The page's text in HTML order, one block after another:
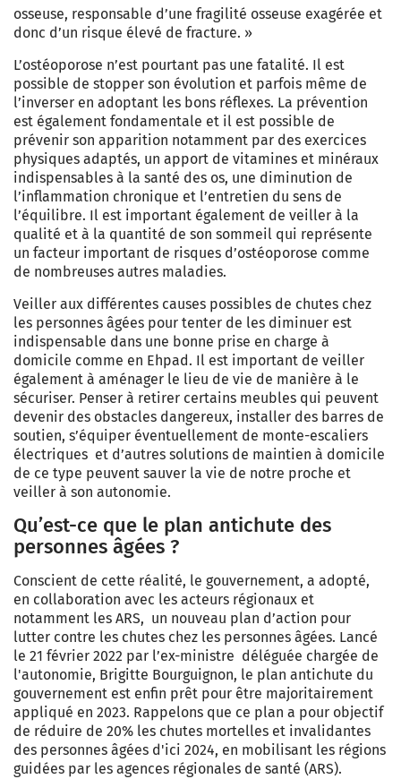
osseuse, responsable d’une fragilité osseuse exagérée et
donc d’un risque élevé de fracture. »
L’ostéoporose n’est pourtant pas une fatalité. Il est
possible de stopper son évolution et parfois même de
l’inverser en adoptant les bons réflexes. La prévention
est également fondamentale et il est possible de
prévenir son apparition notamment par des exercices
physiques adaptés, un apport de vitamines et minéraux
indispensables à la santé des os, une diminution de
l’inflammation chronique et l’entretien du sens de
l’équilibre. Il est important également de veiller à la
qualité et à la quantité de son sommeil qui représente
un facteur important de risques d’ostéoporose comme
de nombreuses autres maladies.
Veiller aux différentes causes possibles de chutes chez
les personnes âgées pour tenter de les diminuer est
indispensable dans une bonne prise en charge à
domicile comme en Ehpad. Il est important de veiller
également à aménager le lieu de vie de manière à le
sécuriser. Penser à retirer certains meubles qui peuvent
devenir des obstacles dangereux, installer des barres de
soutien, s’équiper éventuellement de monte-escaliers
électriques et d’autres solutions de maintien à domicile
de ce type peuvent sauver la vie de notre proche et
veiller à son autonomie.
Qu’est-ce que le plan antichute des
personnes âgées ?
Conscient de cette réalité, le gouvernement, a adopté,
en collaboration avec les acteurs régionaux et
notamment les ARS, un nouveau plan d’action pour
lutter contre les chutes chez les personnes âgées. Lancé
le 21 février 2022 par l’ex-ministre déléguée chargée de
l'autonomie, Brigitte Bourguignon, le plan antichute du
gouvernement est enfin prêt pour être majoritairement
appliqué en 2023. Rappelons que ce plan a pour objectif
de réduire de 20% les chutes mortelles et invalidantes
des personnes âgées d'ici 2024, en mobilisant les régions
guidées par les agences régionales de santé (ARS).